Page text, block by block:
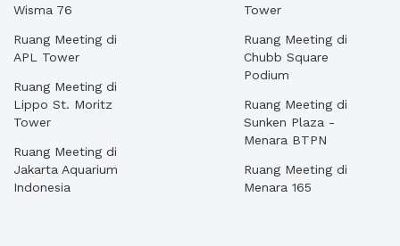
Wisma 76
Ruang Meeting di
APL Tower
Ruang Meeting di
Lippo St. Moritz
Tower
Ruang Meeting di
Jakarta Aquarium
Indonesia
Tower
Ruang Meeting di
Chubb Square
Podium
Ruang Meeting di
Sunken Plaza -
Menara BTPN
Ruang Meeting di
Menara 165